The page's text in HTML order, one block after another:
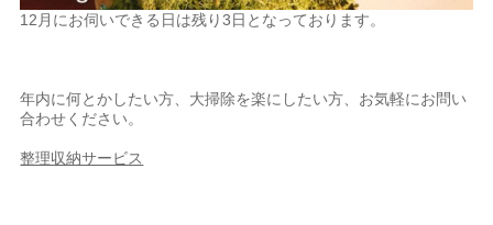
12月にお伺いできる日は残り3日となっております。
年内に何とかしたい方、大掃除を楽にしたい方、お気軽にお問い
合わせください。
整理収納サービス